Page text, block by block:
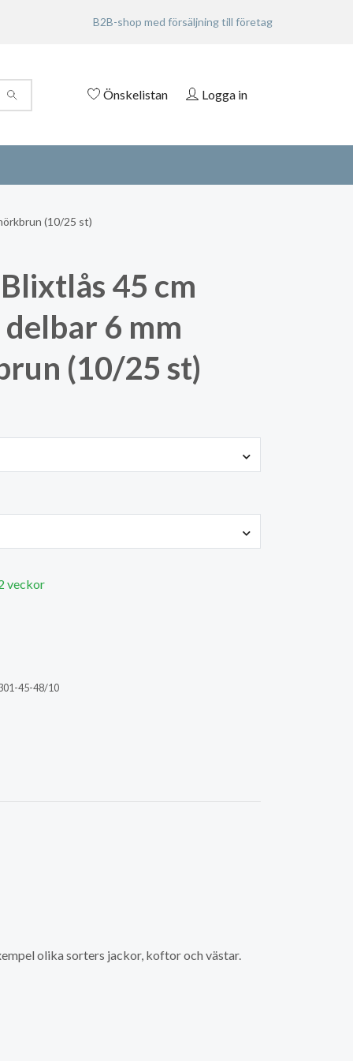
B2B-shop med försäljning till företag
Önskelistan Logga in
(10/25 st)
45 cm
6 mm
(10/25 st)
veckor
45-48/10
olika sorters jackor, koftor och västar.